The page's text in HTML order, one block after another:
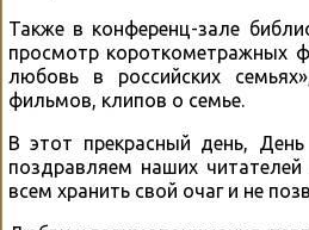
Также в конференц-зале
просмотр короткометражных
любовь в российских
фильмов, клипов о семье.
В этот прекрасный день,
поздравляем наших
всем хранить свой очаг и не